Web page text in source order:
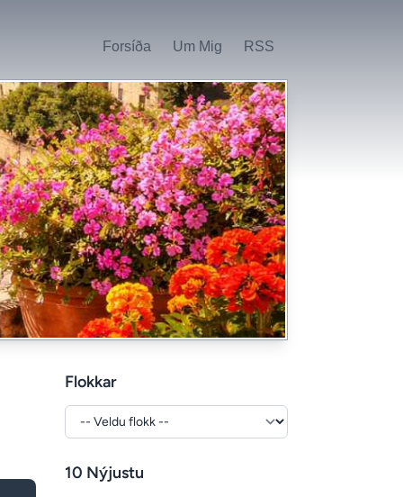
Forsíða Um Mig RSS
Flokkar
10 Nýjustu